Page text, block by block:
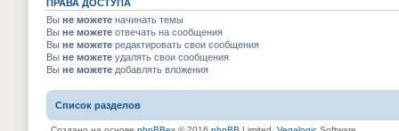
ПРАВА ДОСТУПА
Вы не можете начинать темы
Вы не можете отвечать на сообщения
Вы не можете редактировать свои сообщения
Вы не можете удалять свои сообщения
Вы не можете добавлять вложения
Список разделов